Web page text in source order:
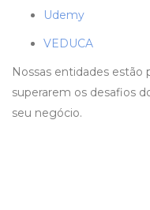
Udemy
VEDUCA
Nossas entidades estão
superarem os desafios
seu negócio.